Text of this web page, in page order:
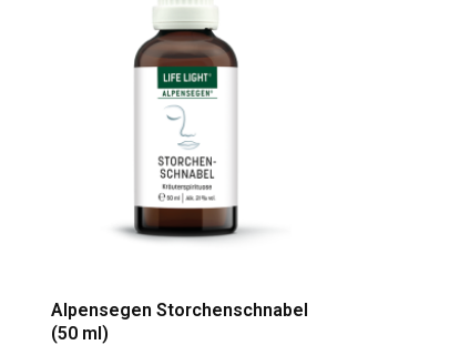
Alpensegen Storchenschnabel
(50 ml)